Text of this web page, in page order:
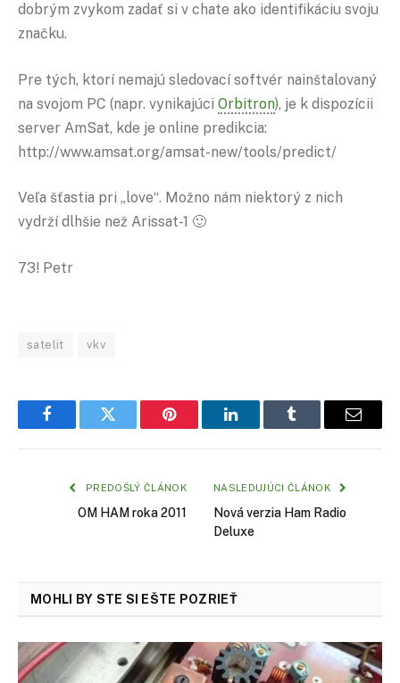
dobrým zvykom zadať si v chate ako identifikáciu svoju
značku.
Pre tých, ktorí nemajú sledovací softvér nainštalovaný
na svojom PC (napr. vynikajúci Orbitron), je k dispozícii
server AmSat, kde je online predikcia:
http://www.amsat.org/amsat-new/tools/predict/
Veľa šťastia pri „love“. Možno nám niektorý z nich
vydrží dlhšie než Arissat-1 🙂
73! Petr
satelit vkv
FacebookTwitter Pinterest LinkedInTumblr Email
PREDOŠLÝ ČLÁNOK
OM HAM roka 2011
NASLEDUJÚCI ČLÁNOK
Nová verzia Ham Radio
Deluxe
MOHLI BY STE SI EŠTE POZRIEŤ